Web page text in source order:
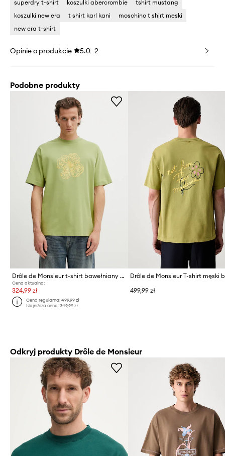
superdry t-shirt koszulki abercrombie
tshirt mustang
koszulki new era
t shirt karl kani
moschino t shirt meski
new era t-shirt
Opinie o produkcie 5.0 2
Podobne produkty
Drôle de Monsieur t-shirt bawełniany Slogan Hibiscus
Cena aktualna:
324,99 zł
Cena regularna:499,99 zł
Najniższa cena:349,99 zł
499,99 zł
Odkryj produkty Drôle de Monsieur